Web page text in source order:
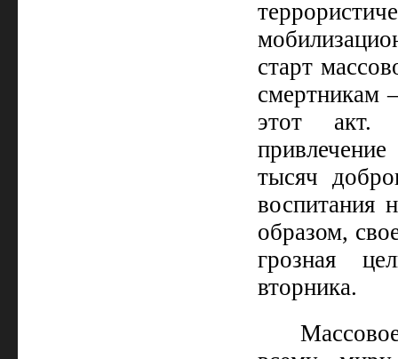
старт
смертникам
этот акт.
тысяч
воспитания
образом,
грозная
вторника.